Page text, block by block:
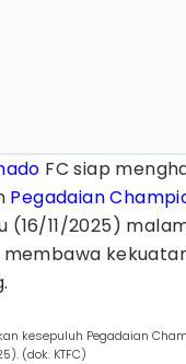
FC siap
Pegadaian
(16/11/2025)
membawa
kesepuluh Pegadaian
(dok. KTFC)